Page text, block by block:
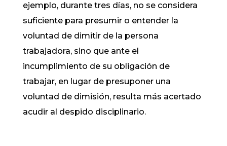
ejemplo, durante tres días, no se considera
suficiente para presumir o entender la
voluntad de dimitir de la persona
trabajadora, sino que ante el
incumplimiento de su obligación de
trabajar, en lugar de presuponer una
voluntad de dimisión, resulta más acertado
acudir al despido disciplinario.